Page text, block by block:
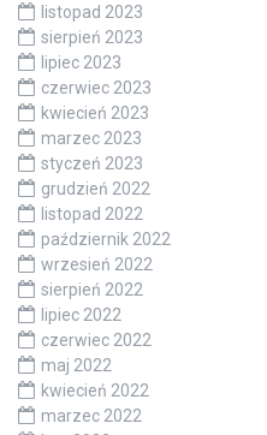
listopad 2023
sierpień 2023
lipiec 2023
czerwiec 2023
kwiecień 2023
marzec 2023
styczeń 2023
grudzień 2022
listopad 2022
październik 2022
wrzesień 2022
sierpień 2022
lipiec 2022
czerwiec 2022
maj 2022
kwiecień 2022
marzec 2022